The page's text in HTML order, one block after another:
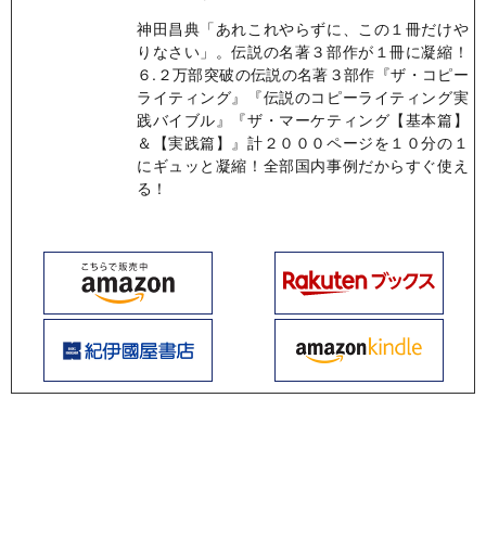
神田昌典「あれこれやらずに、この１冊だけや
りなさい」。伝説の名著３部作が１冊に凝縮！
６.２万部突破の伝説の名著３部作『ザ・コピー
ライティング』『伝説のコピーライティング実
践バイブル』『ザ・マーケティング【基本篇】
＆【実践篇】』計２０００ページを１０分の１
にギュッと凝縮！全部国内事例だからすぐ使え
る！